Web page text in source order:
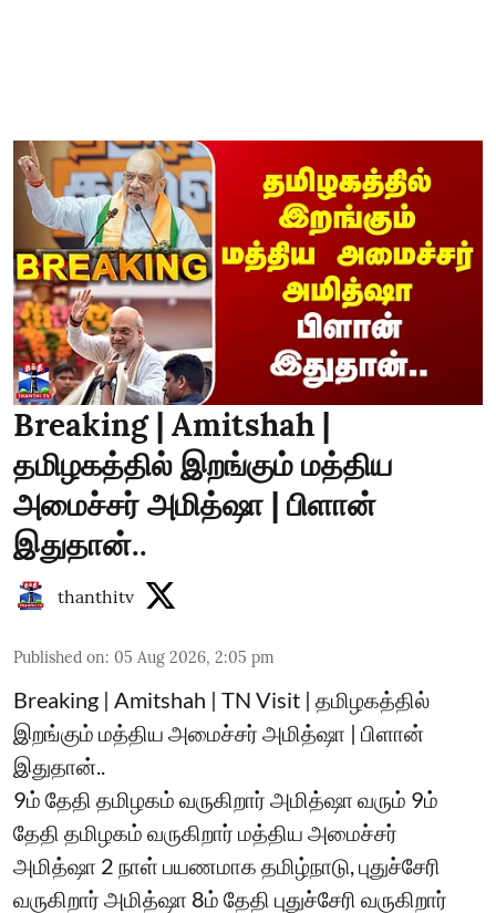
Breaking | Amitshah |
தமிழகத்தில் இறங்கும் மத்திய
அமைச்சர் அமித்ஷா | பிளான்
இதுதான்..
thanthitv
Published on: 05 Aug 2026, 2:05 pm
Breaking | Amitshah | TN Visit | தமிழகத்தில்
இறங்கும் மத்திய அமைச்சர் அமித்ஷா | பிளான்
இதுதான்..
9ம் தேதி தமிழகம் வருகிறார் அமித்ஷா வரும் 9ம்
தேதி தமிழகம் வருகிறார் மத்திய அமைச்சர்
அமித்ஷா 2 நாள் பயணமாக தமிழ்நாடு, புதுச்சேரி
வருகிறார் அமித்ஷா 8ம் தேதி புதுச்சேரி வருகிறார்